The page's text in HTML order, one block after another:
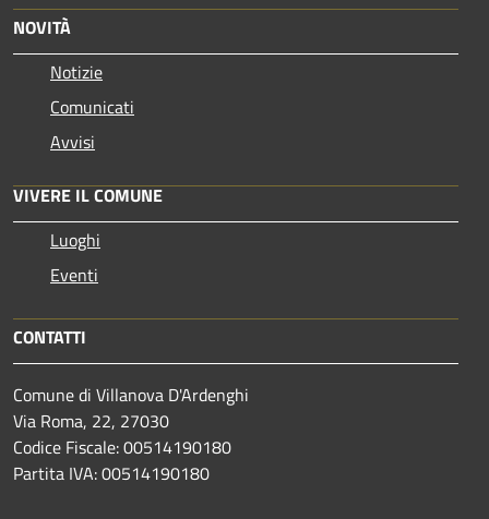
NOVITÀ
Notizie
Comunicati
Avvisi
VIVERE IL COMUNE
Luoghi
Eventi
CONTATTI
Comune di Villanova D'Ardenghi
Via Roma, 22, 27030
Codice Fiscale: 00514190180
Partita IVA: 00514190180